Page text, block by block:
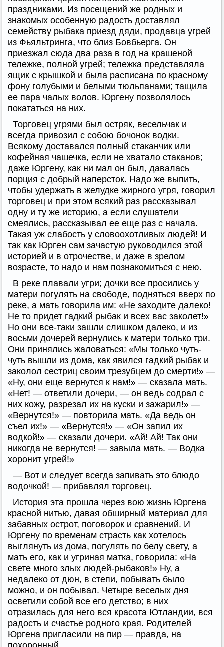
праздниками. Из посещений же родных и
знакомых особенную радость доставлял
семейству рыбака приезд дяди, продавца угрей
из Фьяльтринга, что близ Бовбьерга. Он
приезжал сюда два раза в год на крашеной
тележке, полной угрей; тележка представляла
ящик с крышкой и была расписана по красному
фону голубыми и белыми тюльпанами; тащила
ее пара чалых волов. Юргену позволялось
покататься на них.
Торговец угрями был остряк, весельчак и
всегда привозил с собою бочонок водки.
Всякому доставался полный стаканчик или
кофейная чашечка, если не хватало стаканов;
даже Юргену, как ни мал он был, давалась
порция с добрый наперсток. Надо же выпить,
чтобы удержать в желудке жирного угря, говорил
торговец и при этом всякий раз рассказывал
одну и ту же историю, а если слушатели
смеялись, рассказывал ее еще раз с начала.
Такая уж слабость у словоохотливых людей! И
так как Юрген сам зачастую руководился этой
историей и в отрочестве, и даже в зрелом
возрасте, то надо и нам познакомиться с нею.
В реке плавали угри; дочки все просились у
матери погулять на свободе, подняться вверх по
реке, а мать говорила им: «Не заходите далеко!
Не то придет гадкий рыбак и всех вас заколет!»
Но они все-таки зашли слишком далеко, и из
восьми дочерей вернулись к матери только три.
Они принялись жаловаться: «Мы только чуть-
чуть вышли из дома, как явился гадкий рыбак и
заколол сестриц своим трезубцем до смерти!» —
«Ну, они еще вернутся к нам!» — сказала мать.
«Нет! — ответили дочери, — он ведь содрал с
них кожу, разрезал их на куски и зажарил!» —
«Вернутся!» — повторила мать. «Да ведь он
съел их!» — «Вернутся!» — «Он запил их
водкой!» — сказали дочери. «Ай! Ай! Так они
никогда не вернутся! — завыла мать. — Водка
хоронит угрей!»
— Вот и следует всегда запивать это блюдо
водочкой! — прибавлял торговец.
История эта прошла через вою жизнь Юргена
красной нитью, давая обширный материал для
забавных острот, поговорок и сравнений. И
Юргену по временам страсть как хотелось
выглянуть из дома, погулять по белу свету, а
мать его, как и угриная матка, говорила: «На
свете много злых людей-рыбаков!» Ну, а
недалеко от дюн, в степи, побывать было
можно, и он побывал. Четыре веселых дня
осветили собой все его детство; в них
отразилась для него вся красота Ютландии, вся
радость и счастье родного края. Родителей
Юргена пригласили на пир — правда, на